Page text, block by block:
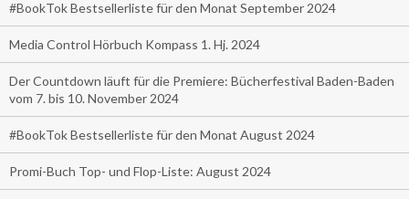
#BookTok Bestsellerliste für den Monat September 2024
Media Control Hörbuch Kompass 1. Hj. 2024
Der Countdown läuft für die Premiere: Bücherfestival Baden-Baden
vom 7. bis 10. November 2024
#BookTok Bestsellerliste für den Monat August 2024
Promi-Buch Top- und Flop-Liste: August 2024